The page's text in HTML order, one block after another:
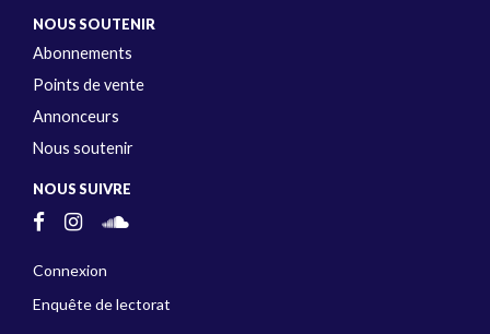
NOUS SOUTENIR
Abonnements
Points de vente
Annonceurs
Nous soutenir
NOUS SUIVRE
Connexion
Enquête de lectorat